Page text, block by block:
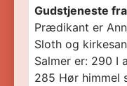
Gudstjeneste
Prædikant er
Sloth og
Salmer er: 290 I
285 Hør himmel